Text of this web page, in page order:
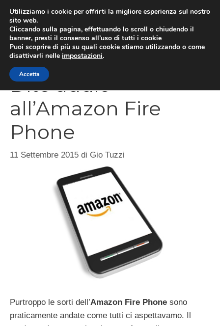
contenuto
Dite addio
all’Amazon Fire
Phone
11 Settembre 2015 di Gio Tuzzi
Purtroppo le sorti dell’Amazon Fire Phone sono
praticamente andate come tutti ci aspettavamo. Il
Utilizziamo i cookie per offrirti la migliore esperienza sul nostro
sito web.
Cliccando sulla pagina, effettuando lo scroll o chiudendo il
banner, presti il consenso all’uso di tutti i cookie
Puoi scoprire di più su quali cookie stiamo utilizzando o come
disattivarli nelle impostazioni.
Accetta